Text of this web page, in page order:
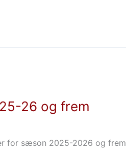
26 og frem
for sæson 2025-2026 og